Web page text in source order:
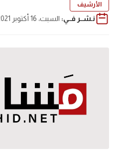
الأرشيف
نـشــر فــي: السبت، 16 أكتوبر 2021 | 7:30 ص